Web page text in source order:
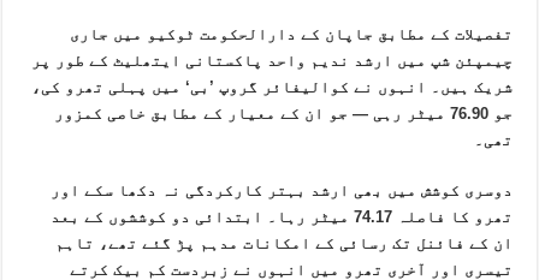
تفصیلات کے مطابق جاپان کے دارالحکومت ٹوکیو میں جاری
چیمپئن شپ میں ارشد ندیم واحد پاکستانی ایتھلیٹ کے طور پر
شریک ہیں۔ انہوں نے کوالیفائر گروپ ’بی‘ میں پہلی تھرو کی،
جو 76.90 میٹر رہی — جو ان کے معیار کے مطابق خاصی کمزور
تھی۔
دوسری کوشش میں بھی ارشد بہتر کارکردگی نہ دکھا سکے اور
تھرو کا فاصلہ 74.17 میٹر رہا۔ ابتدائی دو کوششوں کے بعد
ان کے فائنل تک رسائی کے امکانات مدہم پڑ گئے تھے، تاہم
تیسری اور آخری تھرو میں انہوں نے زبردست کم بیک کرتے